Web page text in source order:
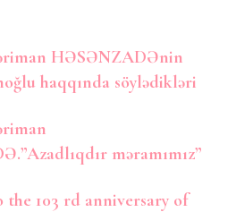
HƏSƏNZADƏnin
haqqında söylədikləri
məramımız”
the 103 rd anniversary of